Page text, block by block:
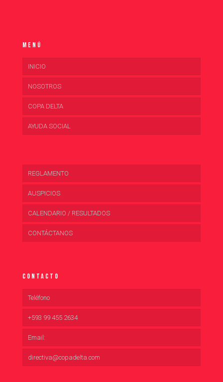
Menú
INICIO
NOSOTROS
COPA DELTA
AYUDA SOCIAL
REGLAMENTO
AUSPICIOS
CALENDARIO / RESULTADOS
CONTÁCTANOS
Contacto
Teléfono
+593 99 455 2634
Email:
directiva@copadelta.com